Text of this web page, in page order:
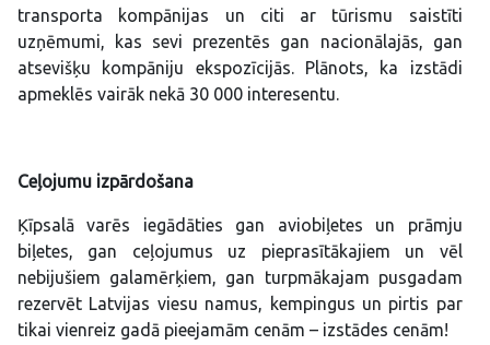
transporta kompānijas un citi ar tūrismu saistīti
uzņēmumi, kas sevi prezentēs gan nacionālajās, gan
atsevišķu kompāniju ekspozīcijās. Plānots, ka izstādi
apmeklēs vairāk nekā 30 000 interesentu.
Ceļojumu izpārdošana
Ķīpsalā varēs iegādāties gan aviobiļetes un prāmju
biļetes, gan ceļojumus uz pieprasītākajiem un vēl
nebijušiem galamērķiem, gan turpmākajam pusgadam
rezervēt Latvijas viesu namus, kempingus un pirtis par
tikai vienreiz gadā pieejamām cenām – izstādes cenām!